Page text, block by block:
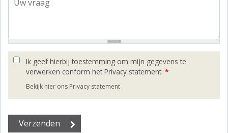
Ik geef hierbij toestemming om mijn gegevens te
verwerken conform het Privacy statement. *
Bekijk hier ons Privacy statement